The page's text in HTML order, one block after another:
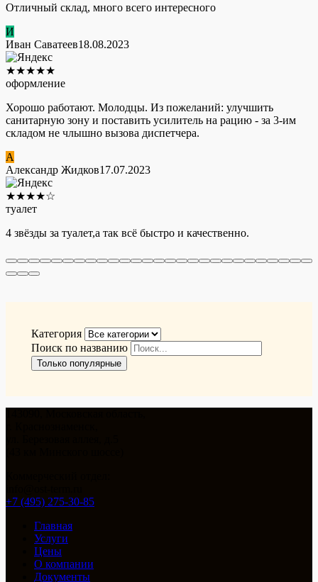
Отличный склад, много всего интересного
И
Иван Саватеев18.08.2023
★★★★★
оформление
Хорошо работают. Молодцы. Из пожеланий: улучшить
санитарную зону и поставить усилитель на рацию - за 3-им
складом не члышно вызова диспетчера.
А
Александр Жидков17.07.2023
★★★★☆
туалет
4 звёзды за туалет,а так всё быстро и качественно.
Категория
Поиск по названию
Только популярные
+7 (495) 275-30-85
Главная
Услуги
Цены
О компании
Документы